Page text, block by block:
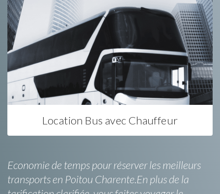
Location Bus avec Chauffeur
Economie de temps pour réserver les meilleurs
transports en Poitou Charente.En plus de la